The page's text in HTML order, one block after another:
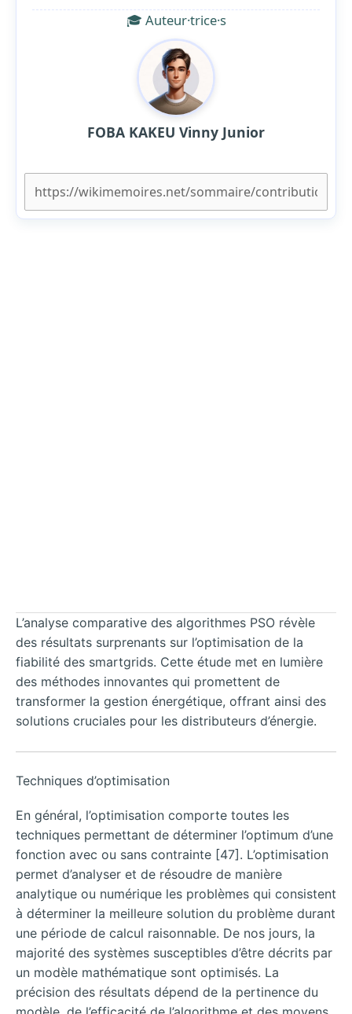
🎓 Auteur·trice·s
FOBA KAKEU Vinny Junior
L’analyse comparative des algorithmes PSO révèle
des résultats surprenants sur l’optimisation de la
fiabilité des smartgrids. Cette étude met en lumière
des méthodes innovantes qui promettent de
transformer la gestion énergétique, offrant ainsi des
solutions cruciales pour les distributeurs d’énergie.
Techniques d’optimisation
En général, l’optimisation comporte toutes les
techniques permettant de déterminer l’optimum d’une
fonction avec ou sans contrainte [47]. L’optimisation
permet d’analyser et de résoudre de manière
analytique ou numérique les problèmes qui consistent
à déterminer la meilleure solution du problème durant
une période de calcul raisonnable. De nos jours, la
majorité des systèmes susceptibles d’être décrits par
un modèle mathématique sont optimisés. La
précision des résultats dépend de la pertinence du